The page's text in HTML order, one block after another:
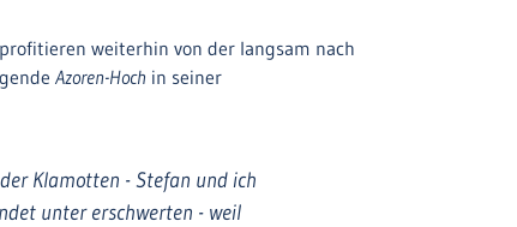
weiterhin von der langsam nach
Azoren-Hoch in seiner
Klamotten - Stefan und ich
unter erschwerten - weil